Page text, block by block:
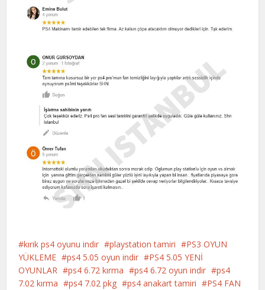
kırık ps4 oyunu indir playstation tamiri
PS3 OYUN
YÜKLEME
ps4 5.05 oyun indir
PS4 5.05 YENİ
OYUNLAR
ps4 6.72 kırma ps4 6.72 oyun indir
ps4
7.02 kırma
ps4 7.02 pkg ps4 anakart tamiri
PS4 FAN